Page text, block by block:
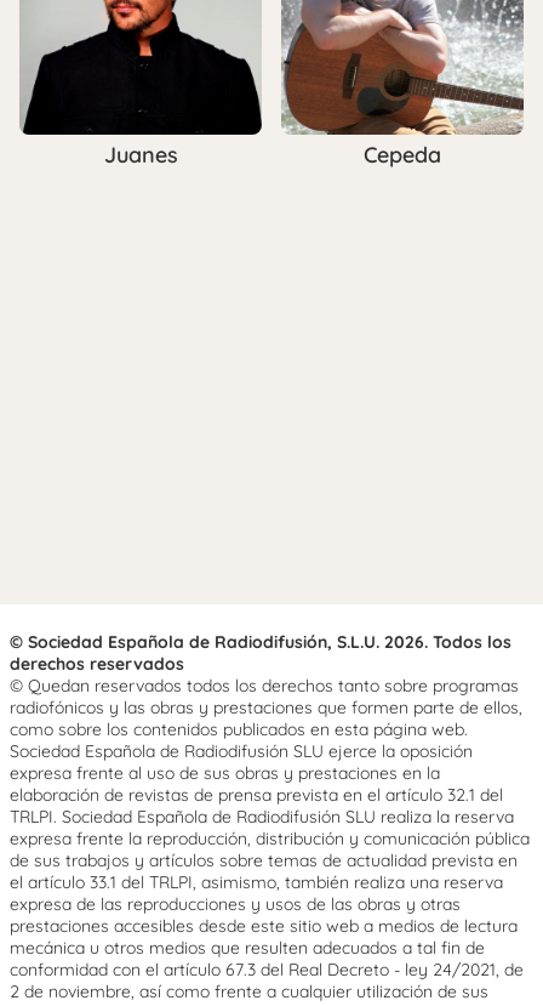
Juanes Cepeda
© Sociedad Española de Radiodifusión, S.L.U. 2026. Todos los
derechos reservados
© Quedan reservados todos los derechos tanto sobre programas
radiofónicos y las obras y prestaciones que formen parte de ellos,
como sobre los contenidos publicados en esta página web.
Sociedad Española de Radiodifusión SLU ejerce la oposición
expresa frente al uso de sus obras y prestaciones en la
elaboración de revistas de prensa prevista en el artículo 32.1 del
TRLPI. Sociedad Española de Radiodifusión SLU realiza la reserva
expresa frente la reproducción, distribución y comunicación pública
de sus trabajos y artículos sobre temas de actualidad prevista en
el artículo 33.1 del TRLPI, asimismo, también realiza una reserva
expresa de las reproducciones y usos de las obras y otras
prestaciones accesibles desde este sitio web a medios de lectura
mecánica u otros medios que resulten adecuados a tal fin de
conformidad con el artículo 67.3 del Real Decreto - ley 24/2021, de
2 de noviembre, así como frente a cualquier utilización de sus